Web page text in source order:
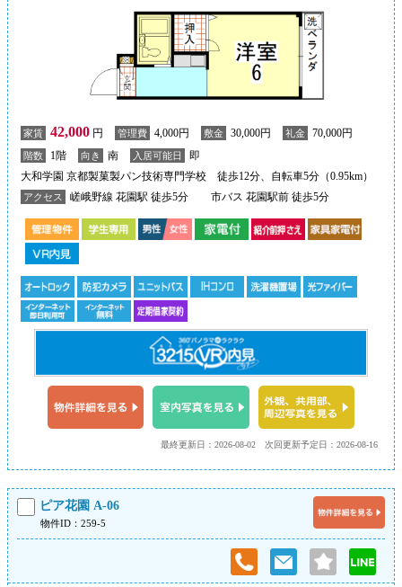
家賃 42,000 円 管理費 4,000円 敷金 30,000円 礼金 70,000円
階数 1階 向き 南 入居可能日
即
大和学園 京都製菓製パン技術専門学校 徒歩12分、自転車5分（0.95km）
アクセス 嵯峨野線 花園駅 徒歩5分 市バス 花園駅前 徒歩5分
次回更新予定日：2026-08-16
最終更新日：2026-08-02
ピア花園 A-06
物件ID：259-5